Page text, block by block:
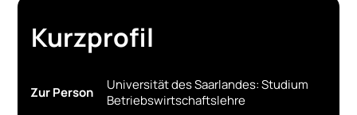
Kurzprofil
Zur Person
Universität des Saarlandes: Studium
Betriebswirtschaftslehre